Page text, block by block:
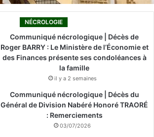
NÉCROLOGIE
Communiqué nécrologique | Décès de
Roger BARRY : Le Ministère de l’Économie et
des Finances présente ses condoléances à
la famille
il y a 2 semaines
Communiqué nécrologique | Décès du
Général de Division Nabéré Honoré TRAORÉ
: Remerciements
03/07/2026